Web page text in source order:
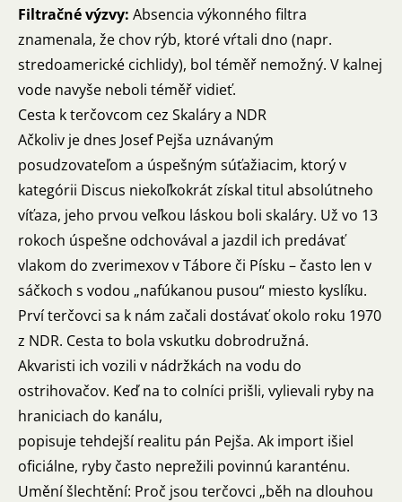
Filtračné výzvy: Absencia výkonného filtra
znamenala, že chov rýb, ktoré vŕtali dno (napr.
stredoamerické cichlidy), bol téměř nemožný. V kalnej
vode navyše neboli téměř vidieť.
Cesta k terčovcom cez Skaláry a NDR
Ačkoliv je dnes Josef Pejša uznávaným
posudzovateľom a úspešným súťažiacim, ktorý v
kategórii Discus niekoľkokrát získal titul absolútneho
víťaza, jeho prvou veľkou láskou boli skaláry. Už vo 13
rokoch úspešne odchovával a jazdil ich predávať
vlakom do zverimexov v Tábore či Písku – často len v
sáčkoch s vodou „nafúkanou pusou“ miesto kyslíku.
Prví terčovci sa k nám začali dostávať okolo roku 1970
z NDR. Cesta to bola vskutku dobrodružná.
Akvaristi ich vozili v nádržkách na vodu do
ostrihovačov. Keď na to colníci prišli, vylievali ryby na
hraniciach do kanálu,
popisuje tehdejší realitu pán Pejša. Ak import išiel
oficiálne, ryby často neprežili povinnú karanténu.
Umění šlechtění: Proč jsou terčovci „běh na dlouhou